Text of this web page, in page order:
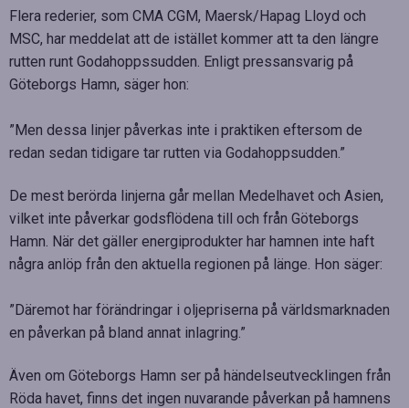
Flera rederier, som CMA CGM, Maersk/Hapag Lloyd och
MSC, har meddelat att de istället kommer att ta den längre
rutten runt Godahoppssudden. Enligt pressansvarig på
Göteborgs Hamn, säger hon:
”Men dessa linjer påverkas inte i praktiken eftersom de
redan sedan tidigare tar rutten via Godahoppsudden.”
De mest berörda linjerna går mellan Medelhavet och Asien,
vilket inte påverkar godsflödena till och från Göteborgs
Hamn. När det gäller energiprodukter har hamnen inte haft
några anlöp från den aktuella regionen på länge. Hon säger:
”Däremot har förändringar i oljepriserna på världsmarknaden
en påverkan på bland annat inlagring.”
Även om Göteborgs Hamn ser på händelseutvecklingen från
Röda havet, finns det ingen nuvarande påverkan på hamnens